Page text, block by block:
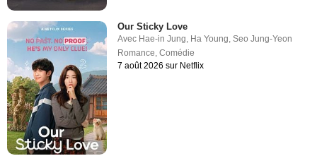
Our Sticky Love
Avec Hae-in Jung, Ha Young,Seo Jung-Yeon
Romance,Comédie
7 août 2026 sur Netflix